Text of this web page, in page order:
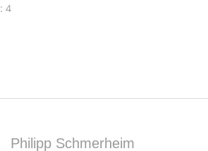
4
Philipp Schmerheim